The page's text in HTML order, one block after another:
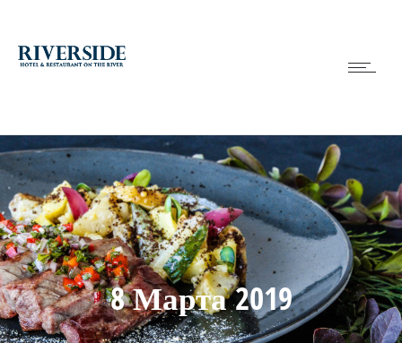
8 Марта 2019